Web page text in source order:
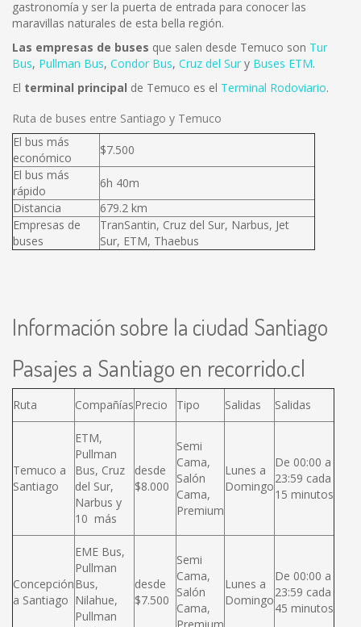
gastronomía y ser la puerta de entrada para conocer las
maravillas naturales de esta bella región.
Las empresas de buses que salen desde Temuco son Tur
Bus, Pullman Bus, Condor Bus, Cruz del Sur y Buses ETM.
El terminal principal de Temuco es el Terminal Rodoviario.
Ruta de buses entre Santiago y Temuco
El bus más
económico
$7.500
El bus más
rápido
6h 40m
Distancia
679.2 km
Empresas de
buses
TranSantin, Cruz del Sur, Narbus, Jet
Sur, ETM, Thaebus
Información sobre la ciudad Santiago
Pasajes a Santiago en recorrido.cl
Ruta CompañíasPrecio Tipo Salidas Salidas
Temuco a
Santiago
ETM,
Pullman
Bus, Cruz
del Sur,
Narbus y
10 más
desde
$8.000
Semi
Cama,
Salón
Cama,
Premium
Lunes a
Domingo
De 00:00 a
23:59 cada
15 minutos
Concepción
a Santiago
EME Bus,
Pullman
Bus,
Nilahue,
Pullman
desde
$7.500
Semi
Cama,
Salón
Cama,
Lunes a
Domingo
De 00:00 a
23:59 cada
45 minutos